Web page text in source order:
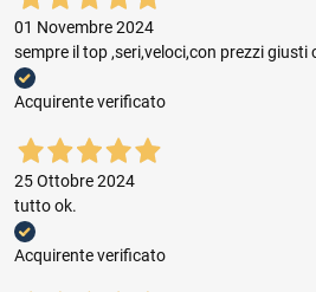
01 Novembre 2024
sempre il top ,seri,veloci,con prezzi giusti
Acquirente verificato
25 Ottobre 2024
tutto ok.
Acquirente verificato